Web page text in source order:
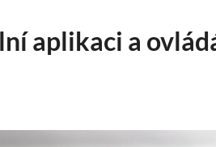
aplikaci a